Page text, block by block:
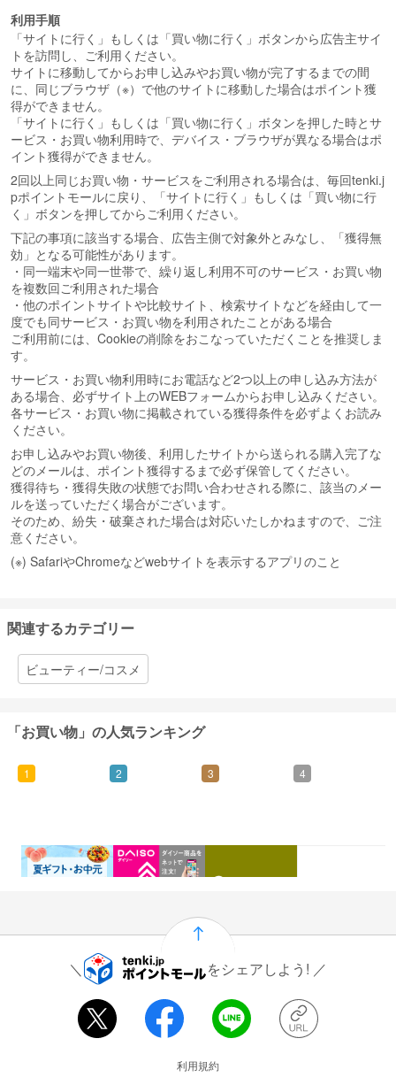
利用手順
「サイトに行く」もしくは「買い物に行く」ボタンから広告主サイ
トを訪問し、ご利用ください。
サイトに移動してからお申し込みやお買い物が完了するまでの間
に、同じブラウザ（※）で他のサイトに移動した場合はポイント獲
得ができません。
「サイトに行く」もしくは「買い物に行く」ボタンを押した時とサ
ービス・お買い物利用時で、デバイス・ブラウザが異なる場合はポ
イント獲得ができません。
2回以上同じお買い物・サービスをご利用される場合は、毎回tenki.j
pポイントモールに戻り、「サイトに行く」もしくは「買い物に行
く」ボタンを押してからご利用ください。
下記の事項に該当する場合、広告主側で対象外とみなし、「獲得無
効」となる可能性があります。
・同一端末や同一世帯で、繰り返し利用不可のサービス・お買い物
を複数回ご利用された場合
・他のポイントサイトや比較サイト、検索サイトなどを経由して一
度でも同サービス・お買い物を利用されたことがある場合
ご利用前には、Cookieの削除をおこなっていただくことを推奨しま
す。
サービス・お買い物利用時にお電話など2つ以上の申し込み方法が
ある場合、必ずサイト上のWEBフォームからお申し込みください。
各サービス・お買い物に掲載されている獲得条件を必ずよくお読み
ください。
お申し込みやお買い物後、利用したサイトから送られる購入完了な
どのメールは、ポイント獲得するまで必ず保管してください。
獲得待ち・獲得失敗の状態でお問い合わせされる際に、該当のメー
ルを送っていただく場合がございます。
そのため、紛失・破棄された場合は対応いたしかねますので、ご注
意ください。
(※) SafariやChromeなどwebサイトを表示するアプリのこと
関連するカテゴリー
ビューティー/コスメ
「お買い物」の人気ランキング
1
0.46%還元
2
1.5%還元
3 4
をシェアしよう!
利用規約